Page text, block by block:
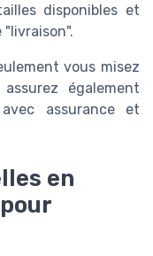
disponibles et
vous misez
également
assurance et
en